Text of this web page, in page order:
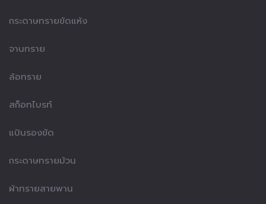
กระดาษทรายขัดแห้ง
จานทราย
ล้อทราย
สก็อทไบรท์
แป้นรองขัด
กระดาษทรายม้วน
ผ้าทรายสายพาน